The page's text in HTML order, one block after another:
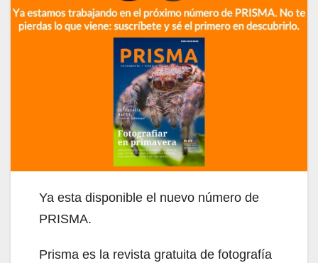
Ya esta disponible el nuevo número de
PRISMA.
Prisma es la revista gratuita de fotografía